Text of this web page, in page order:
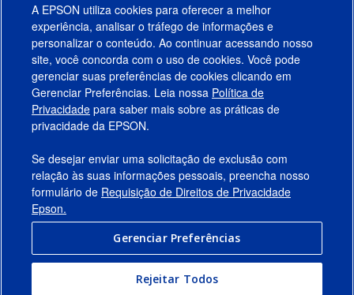
Produtos
Suporte
Links Sugeridos
Empresa
Conecte-se com a Epson
A EPSON utiliza cookies para oferecer a melhor
experiência, analisar o tráfego de informações e
personalizar o conteúdo. Ao continuar acessando nosso
site, você concorda com o uso de cookies. Você pode
gerenciar suas preferências de cookies clicando em
Gerenciar Preferências. Leia nossa Política de
Privacidade para saber mais sobre as práticas de
privacidade da EPSON.
Se desejar enviar uma solicitação de exclusão com
relação às suas informações pessoais, preencha nosso
formulário de Requisição de Direitos de Privacidade
Epson.
Gerenciar Preferências
Rejeitar Todos